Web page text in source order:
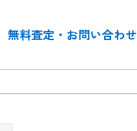
無料査定・お問い合わせ